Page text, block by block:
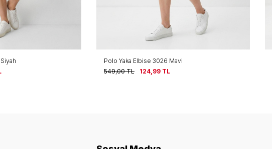
Polo Yaka Elbise 3026 Mavi
549,00TL 124,99 TL